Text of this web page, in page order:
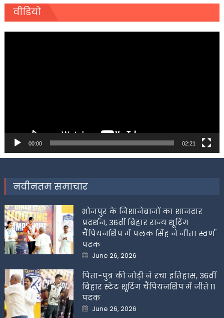
वीडियो
00:00 02:21
नवीनतम समाचार
भोजपुर के निशानेबाजों का शानदार
प्रदर्शन, 36वीं बिहार राज्य शूटिंग
चैंपियनशिप में पलक सिंह ने जीता स्वर्ण
पदक
Posted
on
June 26, 2026
पिता-पुत्र की जोड़ी ने रचा इतिहास, 36वीं
बिहार स्टेट शूटिंग चैंपियनशिप में जीते 11
पदक
Posted
on
June 26, 2026